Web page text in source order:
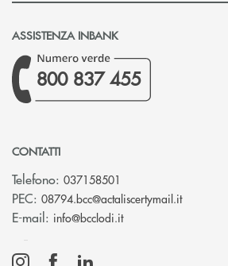
ASSISTENZA INBANK
800 837 455
CONTATTI
Telefono: 037158501
PEC: 08794.bcc@actaliscertymail.it(si apre
E-mail: info@bcclodi.it(si apre l’app di